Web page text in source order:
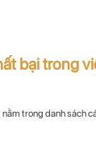
bại trong
trong danh sách